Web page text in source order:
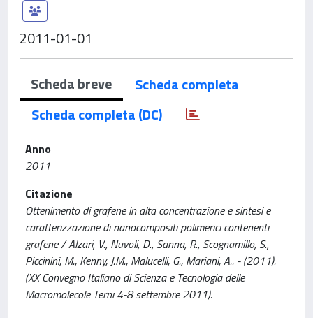
2011-01-01
Scheda breve
Scheda completa
Scheda completa (DC)
Anno
2011
Citazione
Ottenimento di grafene in alta concentrazione e sintesi e
caratterizzazione di nanocompositi polimerici contenenti
grafene / Alzari, V., Nuvoli, D., Sanna, R., Scognamillo, S.,
Piccinini, M., Kenny, J.M., Malucelli, G., Mariani, A.. - (2011).
(XX Convegno Italiano di Scienza e Tecnologia delle
Macromolecole Terni 4-8 settembre 2011).